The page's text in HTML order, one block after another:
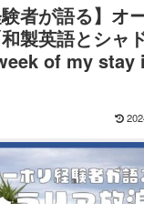
験者が語る】オ
製英語とシャ
of my